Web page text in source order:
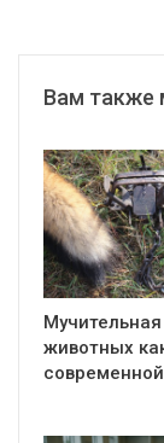
Вам также
животных